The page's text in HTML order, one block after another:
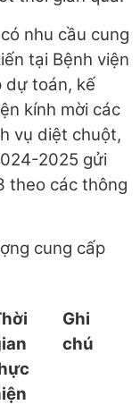
nhu cầu cung
tại Bệnh viện
dự toán, kế
kính mời các
vụ diệt chuột,
2025 gửi
theo các thông
cung cấp
Ghi
chú